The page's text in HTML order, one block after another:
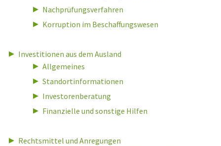
Nachprüfungsverfahren
Korruption im Beschaffungswesen
Investitionen aus dem Ausland
Allgemeines
Standortinformationen
Investorenberatung
Finanzielle und sonstige Hilfen
Rechtsmittel und Anregungen